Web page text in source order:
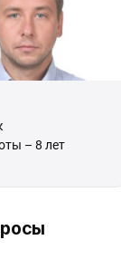
– 8 лет